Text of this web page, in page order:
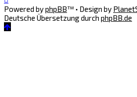
Powered byphpBB™ • Design by
Deutsche Übersetzung durch phpBB.de